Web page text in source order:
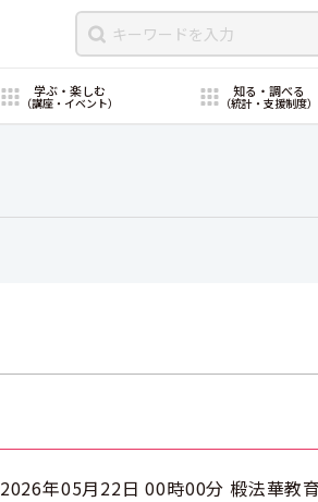
学ぶ・楽しむ
（講座・イベント）
知る・調べる
（統計・支援制度）
2026年05月22日 00時00分 椴法華教